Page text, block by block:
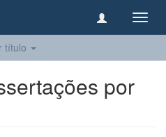
título
por